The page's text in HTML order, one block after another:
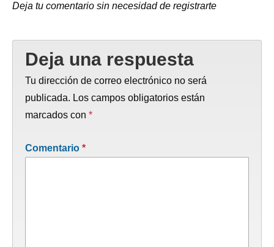
Deja tu comentario sin necesidad de registrarte
Deja una respuesta
Tu dirección de correo electrónico no será
publicada. Los campos obligatorios están
marcados con *
Comentario *